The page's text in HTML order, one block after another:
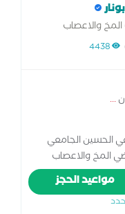
والاعصاب
النفسي
4438
...
الجامعي
المخ والاعصاب
سونار حقن
وعلاج نفسي )
مواعيد الحجز